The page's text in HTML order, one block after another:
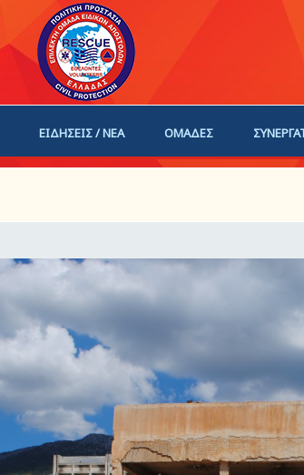
ΕΙΔΗΣΕΙΣ / ΝΕΑ ΟΜΑΔΕΣ